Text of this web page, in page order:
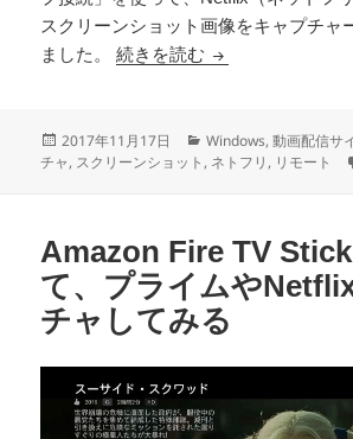
スクリーンショット画像をキャプチャ
ました。続きを読む リモートデスク
投
稿
2017年11月17日
カ
テ
Windows,動画配信サ
チャ, スクリーンショット , ネトフリ , リモート
Amazon Fire TV
て、プライムや
チャしてみる